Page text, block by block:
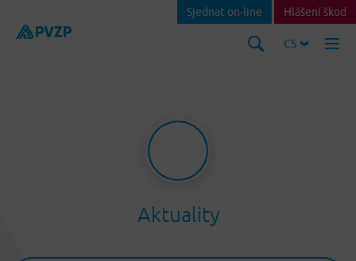
CS
Sjednat on-line Hlášení škod
Aktuality